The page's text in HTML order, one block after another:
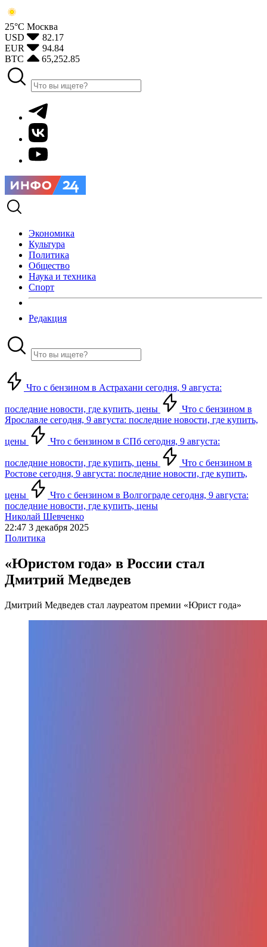
25°С Москва
USD
82.17
EUR
94.84
BTC
65,252.85
Экономика
Культура
Политика
Общество
Наука и техника
Спорт
Редакция
Что с бензином в Астрахани сегодня, 9 августа:
последние новости, где купить, цены
Что с бензином в
Ярославле сегодня, 9 августа: последние новости, где купить,
цены Что с бензином в СПб сегодня, 9 августа:
последние новости, где купить, цены
Что с бензином в
Ростове сегодня, 9 августа: последние новости, где купить,
цены
Что с бензином в Волгограде сегодня, 9 августа:
последние новости, где купить, цены
Николай Шевченко
22:47 3 декабря 2025
Политика
«Юристом года» в России стал
Дмитрий Медведев
Дмитрий Медведев стал лауреатом премии «Юрист года»